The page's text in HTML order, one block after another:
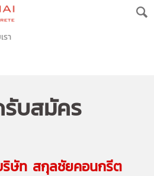
รา
บสมัคร
ริษัท สกุลชัยคอนกรีต